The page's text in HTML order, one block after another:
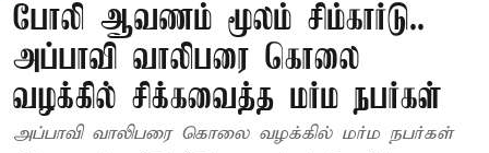
போலி ஆவணம் மூலம் சிம்கார்டு..
அப்பாவி வாலிபரை கொலை
வழக்கில் சிக்கவைத்த மர்ம நபர்கள்
அப்பாவி வாலிபரை கொலை வழக்கில் மர்ம நபர்கள்